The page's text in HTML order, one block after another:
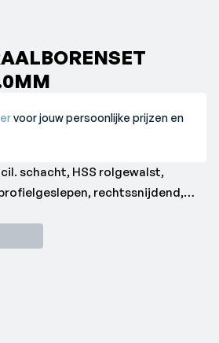
voor jouw persoonlijke prijzen en
schacht, HSS rolgewalst,
rechtssnijdend,
punt, hoge ronddraai- en
krachtige
boren van gelegeerd en